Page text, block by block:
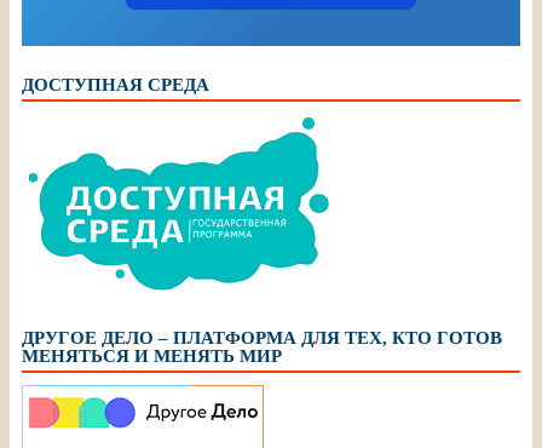
ДОСТУПНАЯ СРЕДА
ДРУГОЕ ДЕЛО – ПЛАТФОРМА ДЛЯ ТЕХ, КТО ГОТОВ
МЕНЯТЬСЯ И МЕНЯТЬ МИР